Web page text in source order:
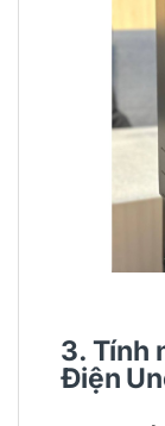
3. Tính
Điện